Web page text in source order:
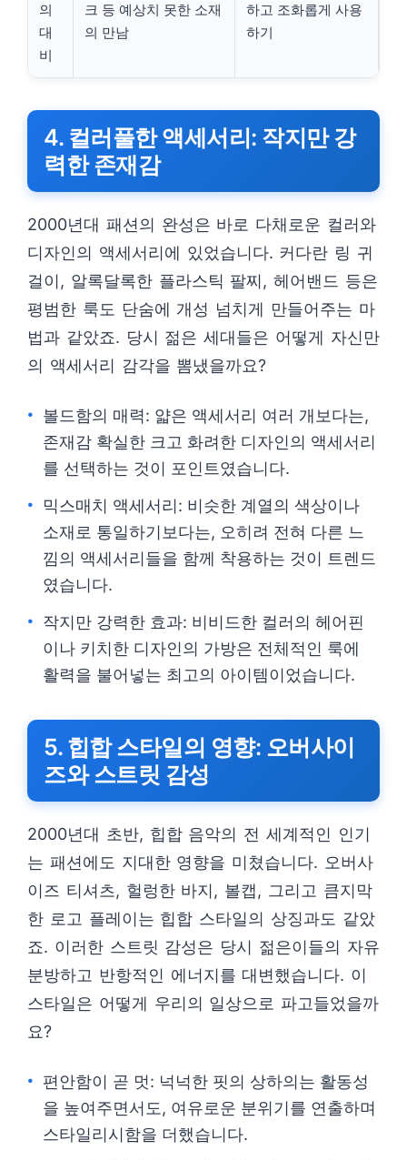
의
대
비
크 등 예상치 못한 소재
의 만남
하고 조화롭게 사용
하기
4. 컬러풀한 액세서리: 작지만 강
력한 존재감
2000년대 패션의 완성은 바로 다채로운 컬러와
디자인의 액세서리에 있었습니다. 커다란 링 귀
걸이, 알록달록한 플라스틱 팔찌, 헤어밴드 등은
평범한 룩도 단숨에 개성 넘치게 만들어주는 마
법과 같았죠. 당시 젊은 세대들은 어떻게 자신만
의 액세서리 감각을 뽐냈을까요?
볼드함의 매력: 얇은 액세서리 여러 개보다는,
존재감 확실한 크고 화려한 디자인의 액세서리
를 선택하는 것이 포인트였습니다.
믹스매치 액세서리: 비슷한 계열의 색상이나
소재로 통일하기보다는, 오히려 전혀 다른 느
낌의 액세서리들을 함께 착용하는 것이 트렌드
였습니다.
작지만 강력한 효과: 비비드한 컬러의 헤어핀
이나 키치한 디자인의 가방은 전체적인 룩에
활력을 불어넣는 최고의 아이템이었습니다.
5. 힙합 스타일의 영향: 오버사이
즈와 스트릿 감성
2000년대 초반, 힙합 음악의 전 세계적인 인기
는 패션에도 지대한 영향을 미쳤습니다. 오버사
이즈 티셔츠, 헐렁한 바지, 볼캡, 그리고 큼지막
한 로고 플레이는 힙합 스타일의 상징과도 같았
죠. 이러한 스트릿 감성은 당시 젊은이들의 자유
분방하고 반항적인 에너지를 대변했습니다. 이
스타일은 어떻게 우리의 일상으로 파고들었을까
요?
편안함이 곧 멋: 넉넉한 핏의 상하의는 활동성
을 높여주면서도, 여유로운 분위기를 연출하며
스타일리시함을 더했습니다.